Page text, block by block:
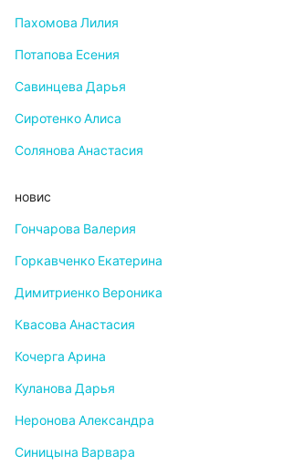
Пахомова Лилия
Потапова Есения
Савинцева Дарья
Сиротенко Алиса
Солянова Анастасия
новис
Гончарова Валерия
Горкавченко Екатерина
Димитриенко Вероника
Квасова Анастасия
Кочерга Арина
Куланова Дарья
Неронова Александра
Синицына Варвара